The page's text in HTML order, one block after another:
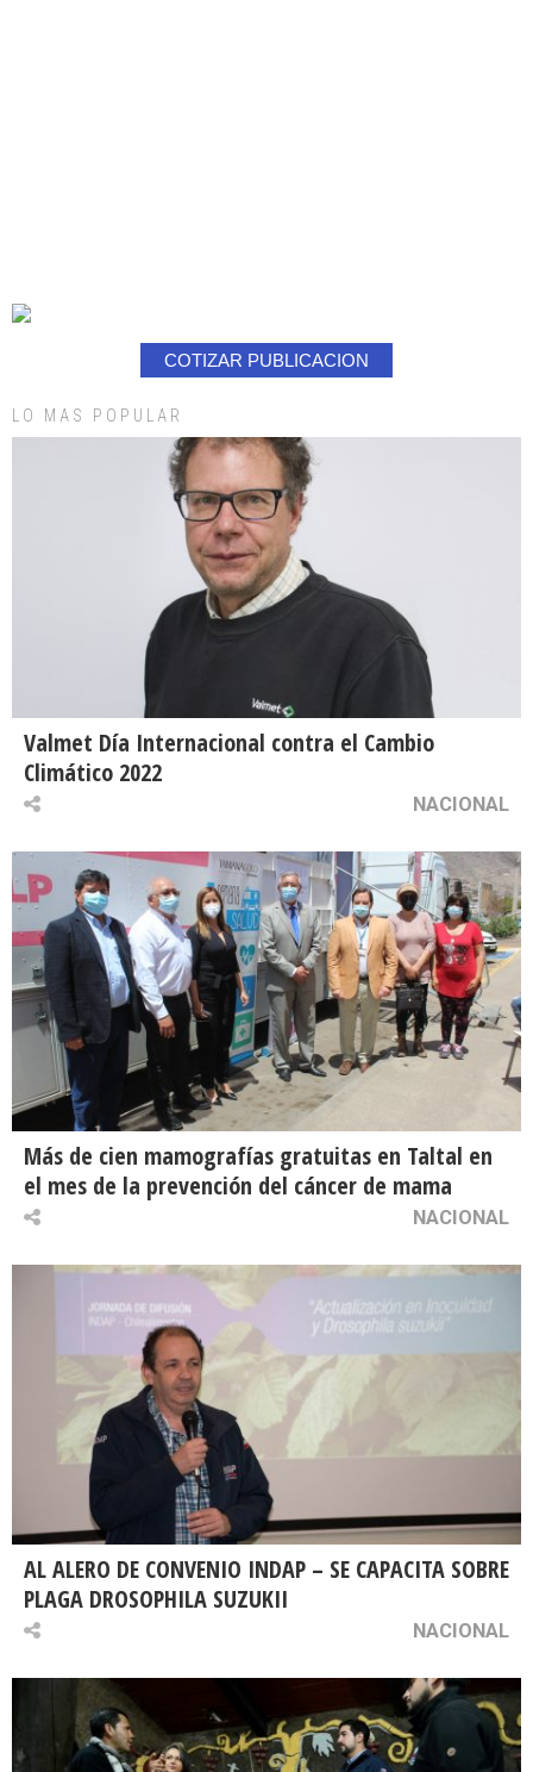
COTIZAR PUBLICACION
LO MAS POPULAR
Valmet Día Internacional contra el Cambio
Climático 2022
NACIONAL
Más de cien mamografías gratuitas en Taltal en
el mes de la prevención del cáncer de mama
NACIONAL
AL ALERO DE CONVENIO INDAP – SE CAPACITA SOBRE
PLAGA DROSOPHILA SUZUKII
NACIONAL